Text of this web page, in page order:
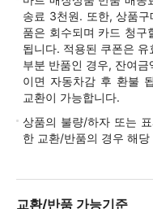
송료 3천원. 또한, 상품
품은 회수되며 카드 청구
됩니다. 적용된 쿠폰은
부분 반품인 경우, 잔여
이면 자동차감 후 환불
교환이 가능합니다.
상품의 불량/하자 또는
한 교환/반품의 경우 해
교환/반품 가능기준